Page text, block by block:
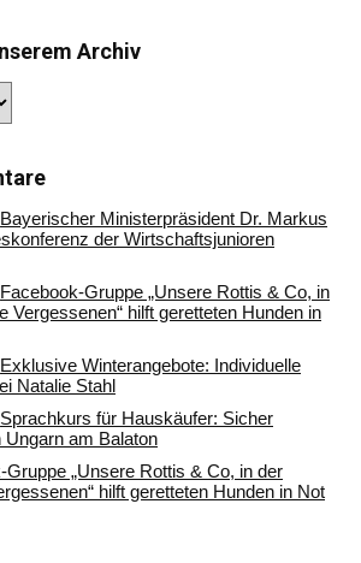
Archiv
Bayerischer Ministerpräsident Dr. Markus
der Wirtschaftsjunioren
Facebook-Gruppe „Unsere Rottis & Co, in
Vergessenen“ hilft geretteten Hunden in
Exklusive Winterangebote: Individuelle
Natalie Stahl
Sprachkurs für Hauskäufer: Sicher
Ungarn am Balaton
Gruppe „Unsere Rottis & Co, in der
hilft geretteten Hunden in Not